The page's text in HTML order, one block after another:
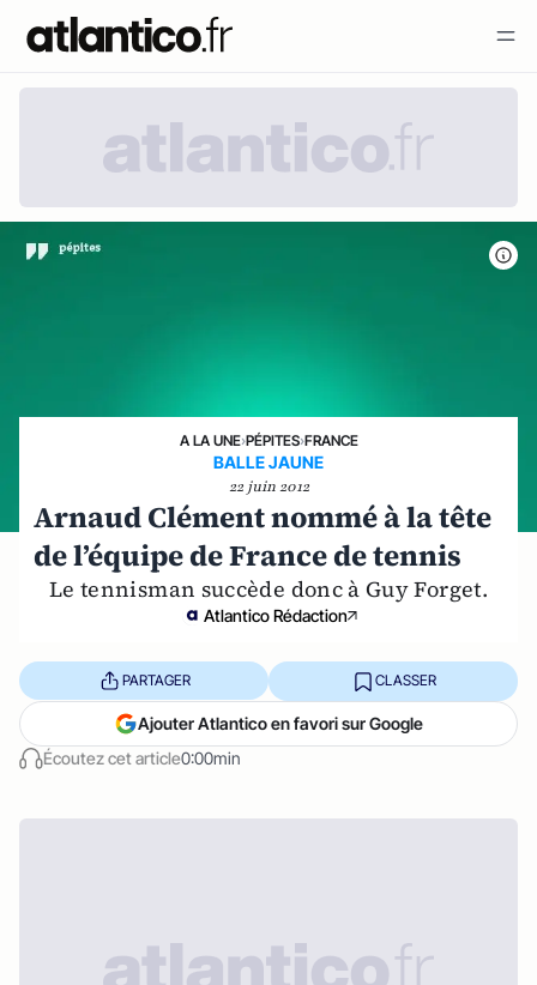
A LA UNE›PÉPITES›FRANCE
BALLE JAUNE
22 juin 2012
Arnaud Clément nommé à la tête
de l’équipe de France de tennis
Le tennisman succède donc à Guy Forget.
Atlantico Rédaction
Écoutez cet article0:00min
PARTAGER CLASSER
Ajouter Atlantico en favori sur Google